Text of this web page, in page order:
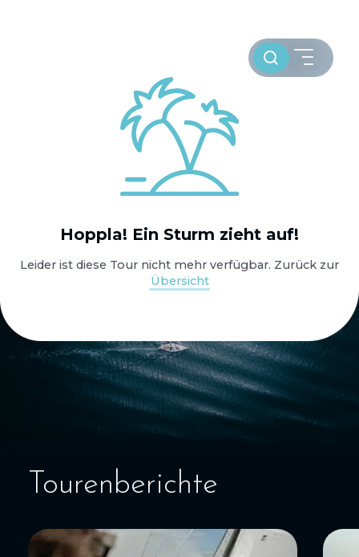
WELTWEIT SEGELN
OSTSEE SEGELTÖRNS
SERVICE
SEGELBLOG
Toursuche
Hoppla! Ein Sturm zieht auf!
Leider ist diese Tour nicht mehr verfügbar. Zurück zur
Übersicht
Tourenberichte